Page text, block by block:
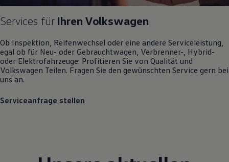
Reparaturen und Checks
Räder und Reifen
Pannen- und Unfallhilfe
Economy Service
Volkswagen Teile
Schutz und Pflege
Transport
Volkswagen Apps, Login und Shop
Services für Ihren Volkswagen
Ob Inspektion, Reifenwechsel oder eine andere Serviceleistung,
egal ob für Neu- oder Gebrauchtwagen , Verbrenner-, Hybrid-
oder Elektrofahrzeuge: Profitieren Sie von Qualität und
Volkswagen Teilen. Fragen Sie den gewünschten Service gern bei
uns an.
Serviceanfrage stellen